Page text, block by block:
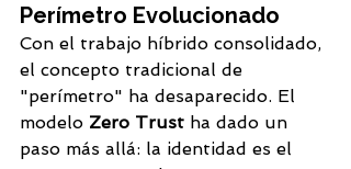
Perímetro Evolucionado
Con el trabajo híbrido consolidado,
el concepto tradicional de
"perímetro" ha desaparecido. El
modelo Zero Trust ha dado un
paso más allá: la identidad es el